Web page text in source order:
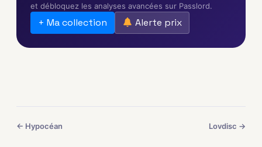
et débloquez les analyses avancées sur Passlord.
+ Ma collection Alerte prix
← Hypocéan Lovdisc →